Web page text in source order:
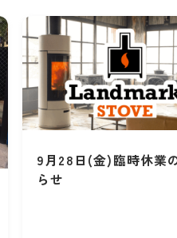
9月28日(金)臨時休業
らせ